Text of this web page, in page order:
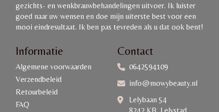
gezichts- en wenkbrauwbehandelingen uitvoer. Ik luister
goed naar uw wensen en doe mijn uiterste best voor een
mooi eindresultaat. Ik ben pas tevreden als u dat ook bent!
Informatie
Algemene voorwaarden
Verzendbeleid
Retourbeleid
FAQ
Contact
0642594109
info@mowybeauty.nl
Lelybaan 54